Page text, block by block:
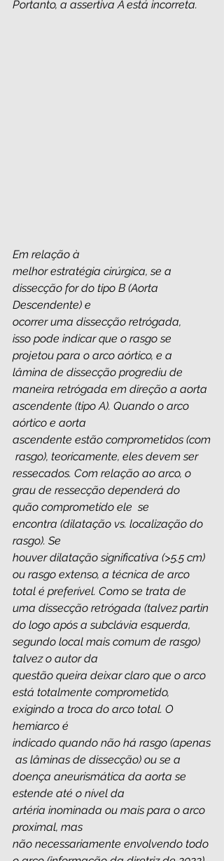
Portanto, a assertiva A está incorreta.
Em relação à
melhor estratégia cirúrgica, se a
dissecção for do tipo B (Aorta
Descendente) e
ocorrer uma dissecção retrógada,
isso pode indicar que o rasgo se
projetou para o arco aórtico, e a
lâmina de dissecção progrediu de
maneira retrógada em direção a aorta
ascendente (tipo A). Quando o arco
aórtico e aorta
ascendente estão comprometidos (com
rasgo), teoricamente, eles devem ser
ressecados. Com relação ao arco, o
grau de ressecção dependerá do
quão comprometido ele  se
encontra (dilatação vs. localização do
rasgo). Se
houver dilatação significativa (>5.5 cm)
ou rasgo extenso, a técnica de arco
total é preferível. Como se trata de
uma dissecção retrógada (talvez partin
do logo após a subclávia esquerda,
segundo local mais comum de rasgo)
talvez o autor da
questão queira deixar claro que o arco
está totalmente comprometido,
exigindo a troca do arco total. O
hemiarco é
indicado quando não há rasgo (apenas
as lâminas de dissecção) ou se a
doença aneurismática da aorta se
estende até o nível da
artéria inominada ou mais para o arco
proximal, mas
não necessariamente envolvendo todo